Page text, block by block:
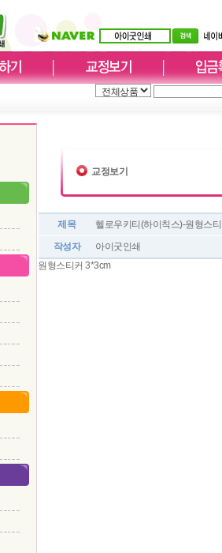
교정보기
제목
헬로우키티(하이칙스)-원형스
작성자
아이굿인쇄
원형스티커 3*3cm